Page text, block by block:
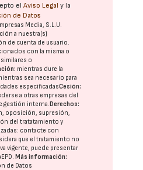
elAviso Legal y la
de Datos
Media, S.L.U.
a nuestra(s)
de cuenta de usuario.
con la misma o
o
mientras dure la
sea necesario para
especificadasCesión:
a otras empresas del
gestión interna.Derechos:
oposición, supresión,
del tratatamiento y
contacte con
que el tratamiento no
vigente, puede presentar
.Más información:
de Datos